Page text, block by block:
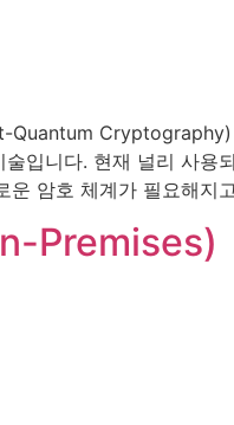
Quantum
입니다. 현재 널리 사용
운 암호 체계가 필요해
Premises)